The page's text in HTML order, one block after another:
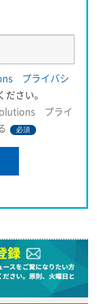
プライバシ
ださい。
プライ
必須